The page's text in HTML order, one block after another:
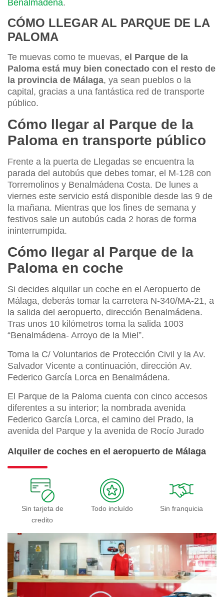
Benalmádena.
CÓMO LLEGAR AL PARQUE DE LA
PALOMA
Te muevas como te muevas, el Parque de la
Paloma está muy bien conectado con el resto de
la provincia de Málaga, ya sean pueblos o la
capital, gracias a una fantástica red de transporte
público.
Cómo llegar al Parque de la
Paloma en transporte público
Frente a la puerta de Llegadas se encuentra la
parada del autobús que debes tomar, el M-128 con
Torremolinos y Benalmádena Costa. De lunes a
viernes este servicio está disponible desde las 9 de
la mañana. Mientras que los fines de semana y
festivos sale un autobús cada 2 horas de forma
ininterrumpida.
Cómo llegar al Parque de la
Paloma en coche
Si decides alquilar un coche en el Aeropuerto de
Málaga, deberás tomar la carretera N-340/MA-21, a
la salida del aeropuerto, dirección Benalmádena.
Tras unos 10 kilómetros toma la salida 1003
“Benalmádena- Arroyo de la Miel”.
Toma la C/ Voluntarios de Protección Civil y la Av.
Salvador Vicente a continuación, dirección Av.
Federico García Lorca en Benalmádena.
El Parque de la Paloma cuenta con cinco accesos
diferentes a su interior; la nombrada avenida
Federico García Lorca, el camino del Prado, la
avenida del Parque y la avenida de Rocío Jurado
Alquiler de coches en el aeropuerto de Málaga
Sin tarjeta de
credito
Todo incluído Sin franquicia